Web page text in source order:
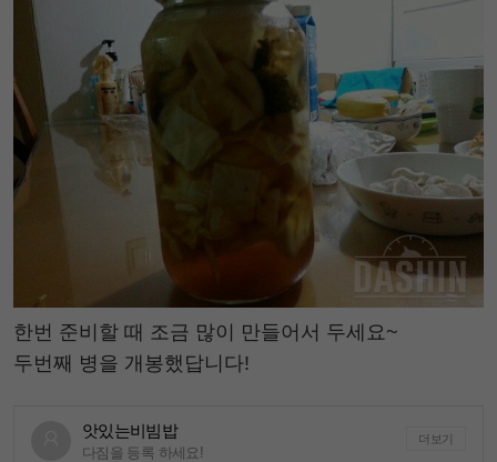
한번 준비할 때 조금 많이 만들어서 두세요~
두번째 병을 개봉했답니다!
앗있는비빔밥
다짐을 등록 하세요!
더보기